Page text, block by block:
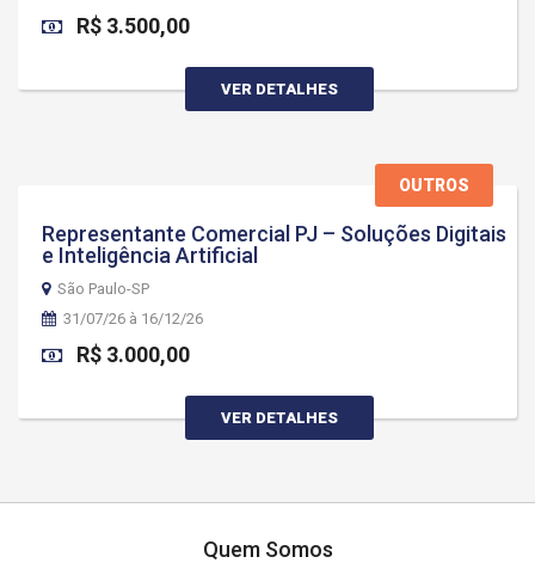
R$ 3.500,00
VER DETALHES
OUTROS
Representante Comercial PJ – Soluções Digitais
e Inteligência Artificial
São Paulo-SP
31/07/26 à 16/12/26
R$ 3.000,00
VER DETALHES
Quem Somos